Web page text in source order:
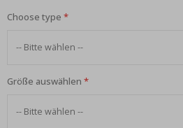
Choose type
Größe auswählen